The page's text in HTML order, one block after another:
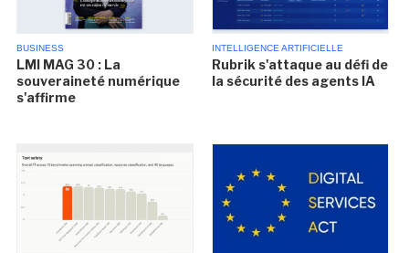
BUSINESS
LMI MAG 30 : La
souveraineté numérique
s'affirme
INTELLIGENCE ARTIFICIELLE
Rubrik s'attaque au défi de
la sécurité des agents IA